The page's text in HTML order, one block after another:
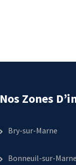
Nos Zones
Bry-sur-Marne
Bonneuil-sur-Marne